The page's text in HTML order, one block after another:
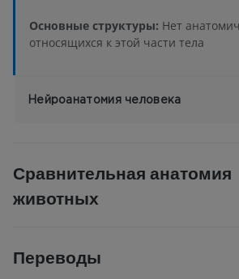
Основные структуры: Нет
относящихся к этой части тела
Нейроанатомия человека
Сравнительная анатомия
животных
Переводы